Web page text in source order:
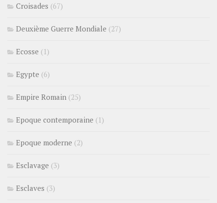
Croisades (67)
Deuxième Guerre Mondiale (27)
Ecosse (1)
Egypte (6)
Empire Romain (25)
Epoque contemporaine (1)
Epoque moderne (2)
Esclavage (3)
Esclaves (3)